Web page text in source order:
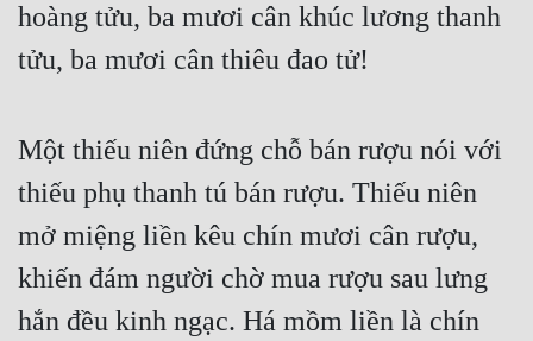
Huyền Nghi
Hệ Thống
Học Đường
Khoa Huyễn
Khoa Huyễn Không Gian
hoàng tửu, ba mươi cân khúc lương thanh
tửu, ba mươi cân thiêu đao tử!
Một thiếu niên đứng chỗ bán rượu nói với
thiếu phụ thanh tú bán rượu. Thiếu niên
mở miệng liền kêu chín mươi cân rượu,
khiến đám người chờ mua rượu sau lưng
hắn đều kinh ngạc. Há mồm liền là chín